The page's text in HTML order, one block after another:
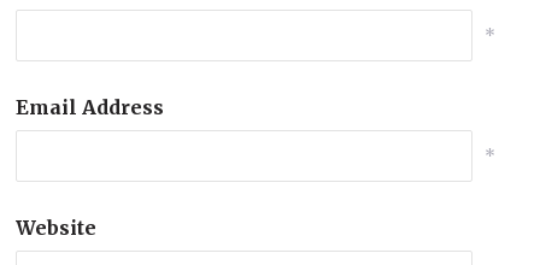
*
Email Address
*
Website